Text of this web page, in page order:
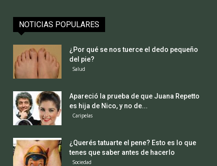
NOTICIAS POPULARES
¿Por qué se nos tuerce el dedo pequeño
del pie?
Salud
Apareció la prueba de que Juana Repetto
es hija de Nico, y no de...
Caripelas
¿Querés tatuarte el pene? Esto es lo que
tenes que saber antes de hacerlo
Sociedad